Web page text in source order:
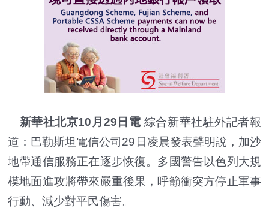
新華社北京10月29日電綜合新華社駐外記者報
道：巴勒斯坦電信公司29日凌晨發表聲明說，加沙
地帶通信服務正在逐步恢復。多國警告以色列大規
模地面進攻將帶來嚴重後果，呼籲衝突方停止軍事
行動、減少對平民傷害。